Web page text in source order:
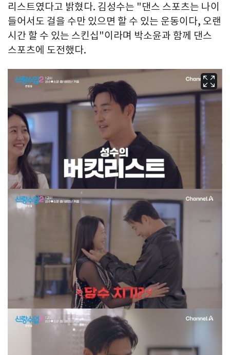
리스트였다고 밝혔다. 김성수는 "댄스 스포츠는 나이
들어서도 걸을 수만 있으면 할 수 있는 운동이다, 오랜
시간 할 수 있는 스킨십"이라며 박소윤과 함께 댄스
스포츠에 도전했다.